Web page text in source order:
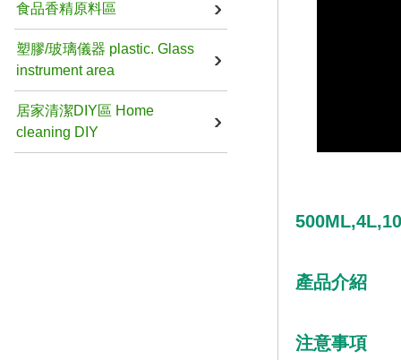
食品香精原料區
塑膠/玻璃儀器 plastic. Glass
instrument area
居家清潔DIY區 Home
cleaning DIY
產品介紹
注意事項